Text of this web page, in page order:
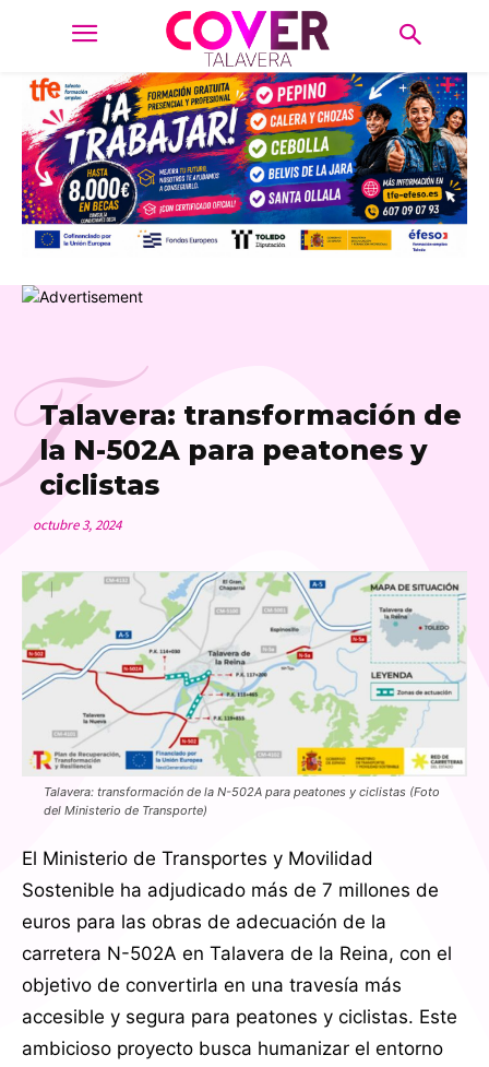
Talavera: transformación de
la N-502A para peatones y
ciclistas
octubre 3, 2024
Talavera: transformación de la N-502A para peatones y ciclistas (Foto
del Ministerio de Transporte)
El Ministerio de Transportes y Movilidad
Sostenible ha adjudicado más de 7 millones de
euros para las obras de adecuación de la
carretera N-502A en Talavera de la Reina, con el
objetivo de convertirla en una travesía más
accesible y segura para peatones y ciclistas. Este
ambicioso proyecto busca humanizar el entorno